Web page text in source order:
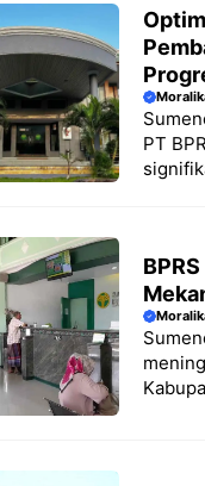
PT